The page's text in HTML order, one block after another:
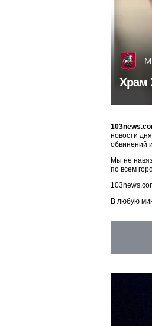
Храм
новости
обвинений
Мы не
по всем
В любую